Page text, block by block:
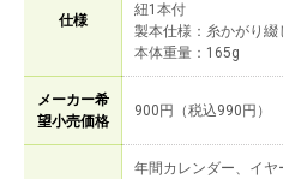
仕様
紐1本付
製本仕様：糸かがり
本体重量：165g
メーカー希
望小売価格
900円（税込990円）
年間カレンダー、イヤ